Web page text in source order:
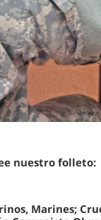
nuestro folleto:
Marines;